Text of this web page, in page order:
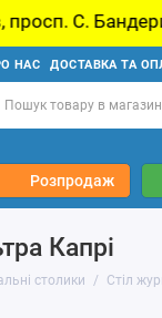
21, Київ
НАС ДОСТАВКА ТА
Розпродаж
Капрі
столики Стіл